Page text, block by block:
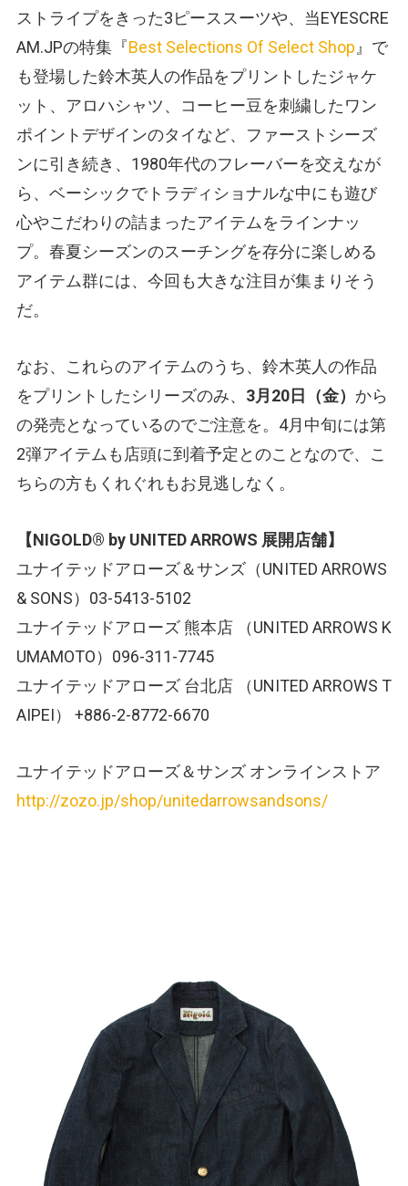
ストライプをきった3ピーススーツや、当EYESCRE
AM.JPの特集『Best Selections Of Select Shop 』で
も登場した鈴木英人の作品をプリントしたジャケ
ット、アロハシャツ、コーヒー豆を刺繍したワン
ポイントデザインのタイなど、ファーストシーズ
ンに引き続き、1980年代のフレーバーを交えなが
ら、ベーシックでトラディショナルな中にも遊び
心やこだわりの詰まったアイテムをラインナッ
プ。春夏シーズンのスーチングを存分に楽しめる
アイテム群には、今回も大きな注目が集まりそう
だ。
なお、これらのアイテムのうち、鈴木英人の作品
をプリントしたシリーズのみ、 3月20日（金） から
の発売となっているのでご注意を。4月中旬には第
2弾アイテムも店頭に到着予定とのことなので、こ
ちらの方もくれぐれもお見逃しなく。
【NIGOLD® by UNITED ARROWS 展開店舗】
ユナイテッドアローズ＆サンズ（UNITED ARROWS
& SONS）03-5413-5102
ユナイテッドアローズ 熊本店 （UNITED ARROWS K
UMAMOTO）096-311-7745
ユナイテッドアローズ 台北店 （UNITED ARROWS T
AIPEI） +886-2-8772-6670
ユナイテッドアローズ＆サンズ オンラインストア
http://zozo.jp/shop/unitedarrowsandsons/